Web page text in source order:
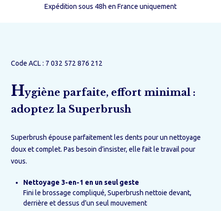
(12
Expédition sous 48h en France uniquement
Code ACL : 7 032 572 876 212
Hygiène parfaite, effort minimal :
adoptez la Superbrush
Superbrush épouse parfaitement les dents pour un nettoyage
doux et complet. Pas besoin d’insister, elle fait le travail pour
vous.
Nettoyage 3-en-1 en un seul geste
Fini le brossage compliqué, Superbrush nettoie devant,
derrière et dessus d’un seul mouvement